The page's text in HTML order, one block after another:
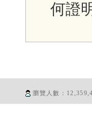
何證
瀏覽人數：